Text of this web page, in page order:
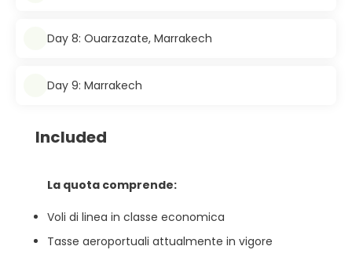
Day 8: Ouarzazate, Marrakech
Day 9: Marrakech
Included
La quota comprende:
Voli di linea in classe economica
Tasse aeroportuali attualmente in vigore